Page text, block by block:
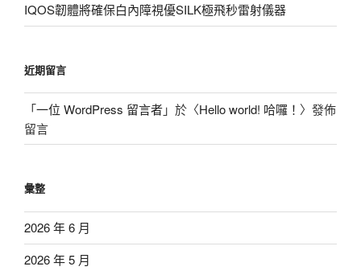
IQOS韌體將確保白內障視優SILK極飛秒雷射儀器
近期留言
「一位 WordPress 留言者」於〈Hello world! 哈囉！ 〉發佈
留言
彙整
2026 年 6 月
2026 年 5 月